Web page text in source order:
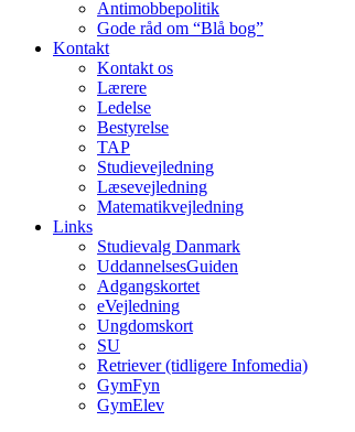
Antimobbepolitik
Gode råd om “Blå bog”
Kontakt
Kontakt os
Lærere
Ledelse
Bestyrelse
TAP
Studievejledning
Læsevejledning
Matematikvejledning
Links
Studievalg Danmark
UddannelsesGuiden
Adgangskortet
eVejledning
Ungdomskort
SU
Retriever (tidligere Infomedia)
GymFyn
GymElev